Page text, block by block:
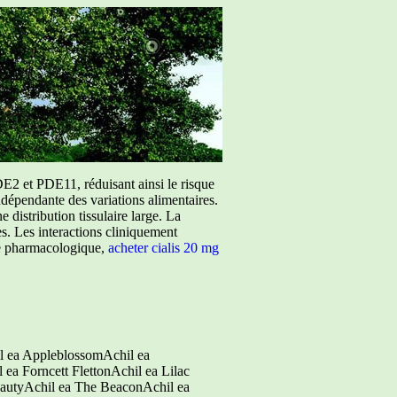
et PDE11, réduisant ainsi le risque
des variations alimentaires.
distribution tissulaire large. La
Les interactions cliniquement
acheter cialis 20 mg
ea AppleblossomAchil ea
Forncett FlettonAchil ea Lilac
ea The BeaconAchil ea